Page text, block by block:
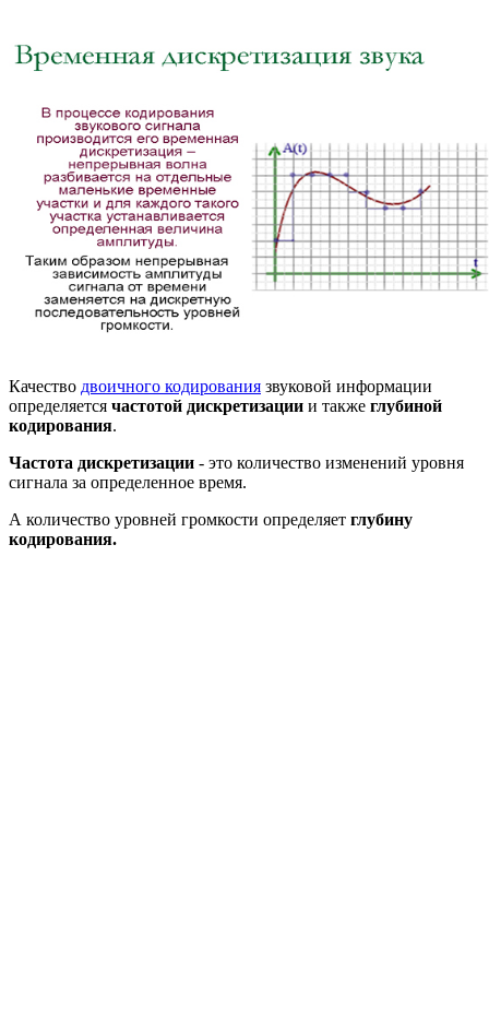
Качество двоичного кодирования звуковой информации
определяется частотой дискретизации и также глубиной
кодирования.
Частота дискретизации - это количество изменений уровня
сигнала за определенное время.
А количество уровней громкости определяет глубину
кодирования.